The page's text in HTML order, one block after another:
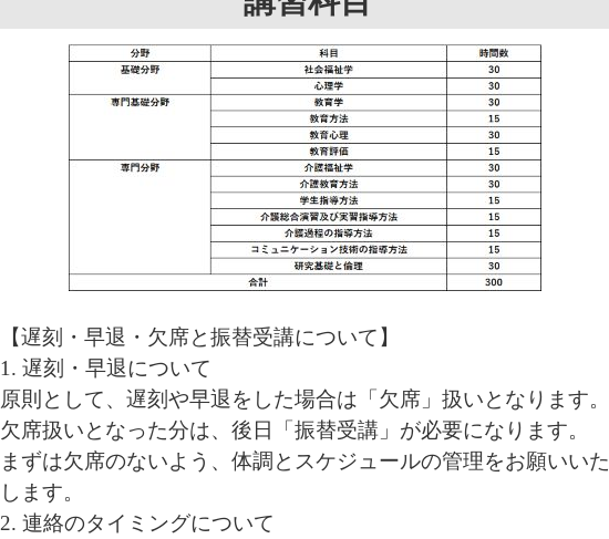
【遅刻・早退・欠席と振替受講について】
1. 遅刻・早退について
原則として、遅刻や早退をした場合は「欠席」扱いとなります。
欠席扱いとなった分は、後日「振替受講」が必要になります。
まずは欠席のないよう、体調とスケジュールの管理をお願いいた
します。
2. 連絡のタイミングについて